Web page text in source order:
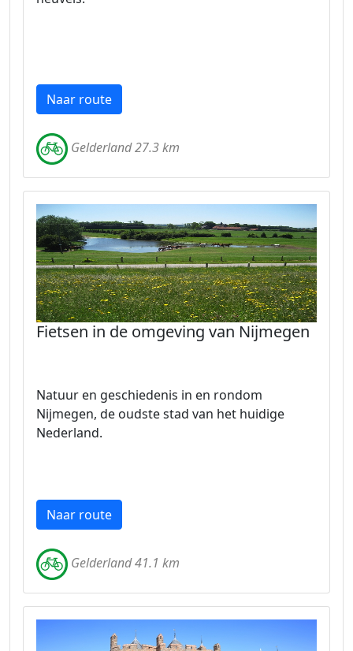
Naar route
Gelderland 27.3 km
Fietsen in de omgeving van Nijmegen
Natuur en geschiedenis in en rondom
Nijmegen, de oudste stad van het huidige
Nederland.
Naar route
Gelderland 41.1 km